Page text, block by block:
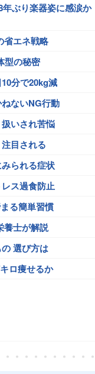
年ぶり楽器姿に感涙か
省エネ戦略
型の秘密
分で20kg減
ないNG行動
いされ苦悩
目される
られる症状
ス過食防止
る簡単習慣
養士が解説
選び方は
ロ痩せるか